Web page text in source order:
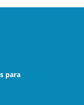
para